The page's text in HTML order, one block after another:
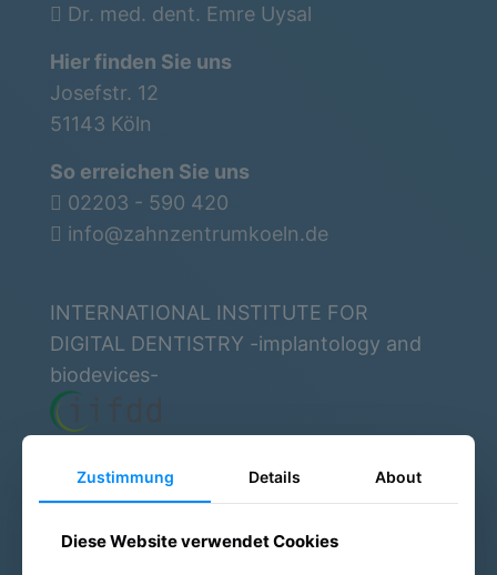
Dr. med. dent. Emre Uysal
Hier finden Sie uns
Josefstr. 12
51143 Köln
So erreichen Sie uns
02203 - 590 420
info@zahnzentrumkoeln.de
INTERNATIONAL INSTITUTE FOR
DIGITAL DENTISTRY -implantology and
biodevices-
Zustimmung Details About
Diese Website verwendet Cookies